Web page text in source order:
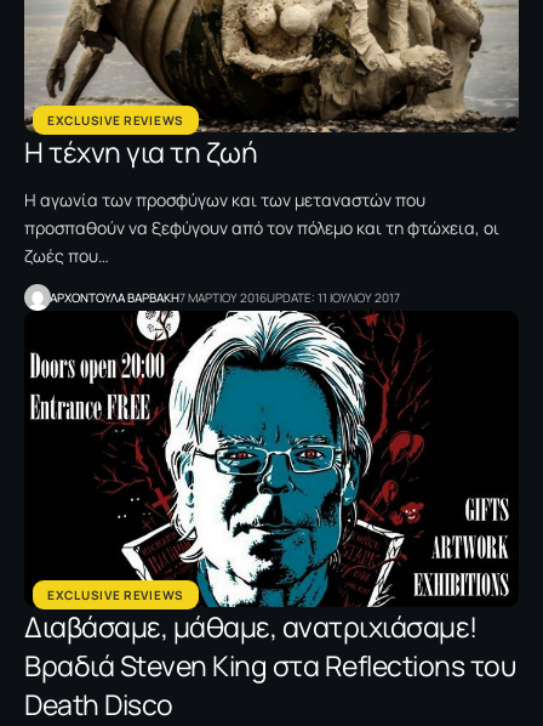
EXCLUSIVE REVIEWS
Η τέχνη για τη ζωή
Η αγωνία των προσφύγων και των μεταναστών που
προσπαθούν να ξεφύγουν από τον πόλεμο και τη φτώχεια, οι
ζωές που…
ΑΡΧΟΝΤΟΥΛΑ ΒΑΡΒΑΚΗ7 ΜΑΡΤΙΟΥ 2016UPDATE: 11 ΙΟΥΛΙΟΥ 2017
EXCLUSIVE REVIEWS
Διαβάσαμε, μάθαμε, ανατριχιάσαμε!
Βραδιά Steven King στα Reflections του
Death Disco